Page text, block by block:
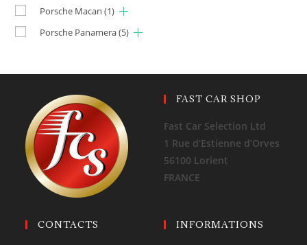
Porsche Macan (1)
Porsche Panamera(5)
FAST CAR SHOP
Fast Car Selection Ltd
1 Rue d’Estienne d’Orves
56100 Lorient
FRANCE
CONTACTS INFORMATIONS